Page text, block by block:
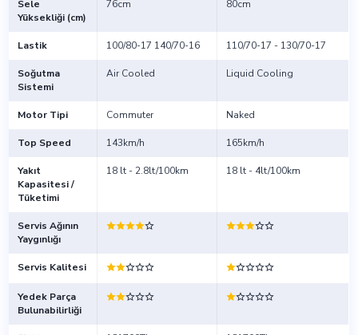
Sele
Yüksekliği (cm)
76cm 80cm
Lastik 100/80-17 140/70-16 110/70-17 - 130/70-17
Soğutma
Sistemi
Air Cooled Liquid Cooling
Motor Tipi Commuter Naked
Top Speed 143km/h 165km/h
Yakıt
Kapasitesi /
Tüketimi
18 lt - 2.8lt/100km 18 lt - 4lt/100km
Servis Ağının
Yaygınlığı
Servis Kalitesi
Yedek Parça
Bulunabilirliği